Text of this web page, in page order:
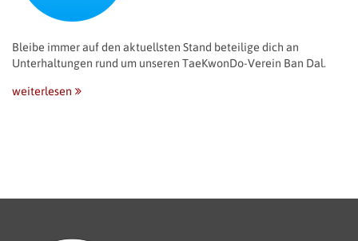
Bleibe immer auf den aktuellsten Stand beteilige dich an
Unterhaltungen rund um unseren TaeKwonDo-Verein Ban Dal.
weiterlesen